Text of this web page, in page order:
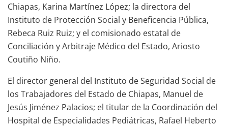
Chiapas, Karina Martínez López; la directora del
Instituto de Protección Social y Beneficencia Pública,
Rebeca Ruiz Ruiz; y el comisionado estatal de
Conciliación y Arbitraje Médico del Estado, Ariosto
Coutiño Niño.
El director general del Instituto de Seguridad Social de
los Trabajadores del Estado de Chiapas, Manuel de
Jesús Jiménez Palacios; el titular de la Coordinación del
Hospital de Especialidades Pediátricas, Rafael Heberto